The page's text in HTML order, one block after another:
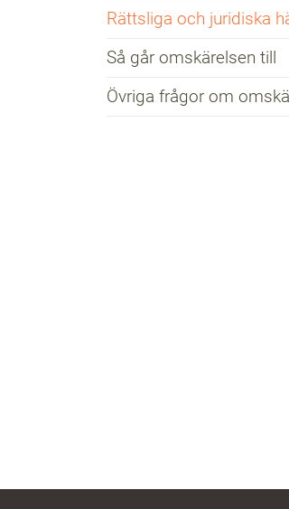
Rättsliga och juridiska
Så går omskärelsen till
Övriga frågor om